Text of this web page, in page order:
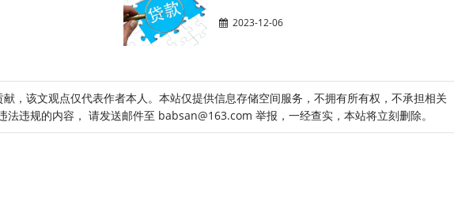
2023-12-06
，该文观点仅代表作者本人。本站仅提供信息存储空间服务，不拥有所有权，不承担相关
违规的内容， 请发送邮件至 babsan@163.com 举报，一经查实，本站将立刻删除。